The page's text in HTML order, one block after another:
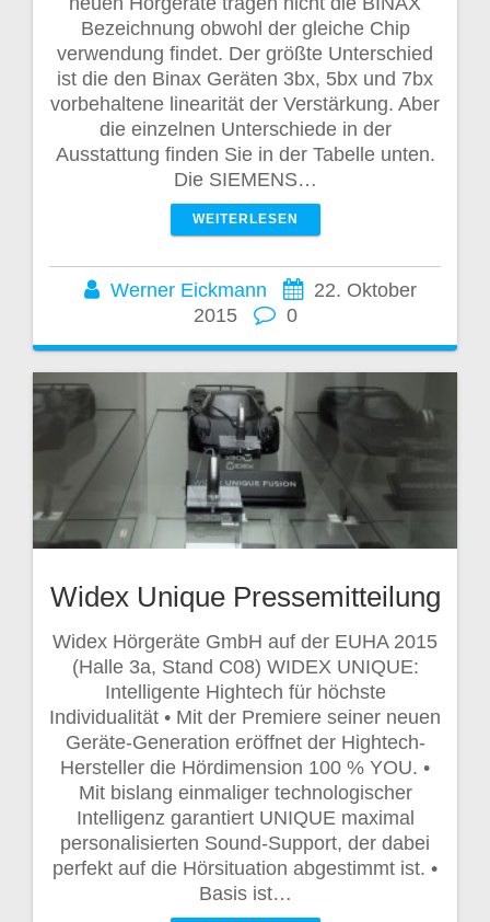
Bezeichnung obwohl der gleiche Chip
verwendung findet. Der größte Unterschied
ist die den Binax Geräten 3bx, 5bx und 7bx
vorbehaltene linearität der Verstärkung. Aber
die einzelnen Unterschiede in der
Ausstattung finden Sie in der Tabelle unten.
Die SIEMENS…
WEITERLESEN
Werner Eickmann
22. Oktober
2015
0
Widex Unique Pressemitteilung
Widex Hörgeräte GmbH auf der EUHA 2015
(Halle 3a, Stand C08) WIDEX UNIQUE:
Intelligente Hightech für höchste
Individualität • Mit der Premiere seiner neuen
Geräte-Generation eröffnet der Hightech-
Hersteller die Hördimension 100 % YOU. •
Mit bislang einmaliger technologischer
Intelligenz garantiert UNIQUE maximal
personalisierten Sound-Support, der dabei
perfekt auf die Hörsituation abgestimmt ist. •
Basis ist…